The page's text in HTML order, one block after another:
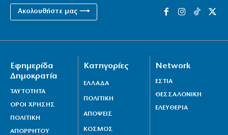
Ακολουθήστε μας ⟶
Εφημερίδα
Δημοκρατία
ΤΑΥΤΟΤΗΤΑ
ΟΡΟΙ ΧΡΗΣΗΣ
ΠΟΛΙΤΙΚΗ
ΑΠΟΡΡΗΤΟΥ
Κατηγορίες
ΕΛΛΑΔΑ
ΠΟΛΙΤΙΚΗ
ΑΠΟΨΕΙΣ
ΚΟΣΜΟΣ
Network
ΕΣΤΙΑ
ΘΕΣΣΑΛΟΝΙΚΗ
ΕΛΕΥΘΕΡΙΑ